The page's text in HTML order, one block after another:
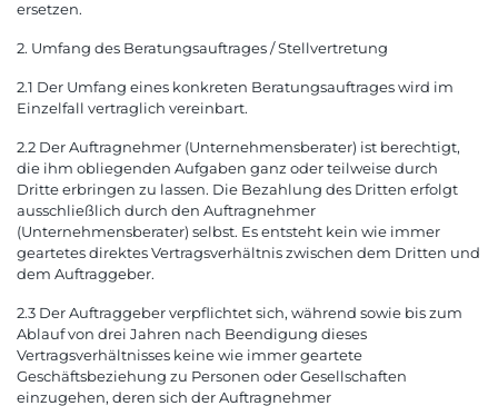
ersetzen.
2. Umfang des Beratungsauftrages / Stellvertretung
2.1 Der Umfang eines konkreten Beratungsauftrages wird im
Einzelfall vertraglich vereinbart.
2.2 Der Auftragnehmer (Unternehmensberater) ist berechtigt,
die ihm obliegenden Aufgaben ganz oder teilweise durch
Dritte erbringen zu lassen. Die Bezahlung des Dritten erfolgt
ausschließlich durch den Auftragnehmer
(Unternehmensberater) selbst. Es entsteht kein wie immer
geartetes direktes Vertragsverhältnis zwischen dem Dritten und
dem Auftraggeber.
2.3 Der Auftraggeber verpflichtet sich, während sowie bis zum
Ablauf von drei Jahren nach Beendigung dieses
Vertragsverhältnisses keine wie immer geartete
Geschäftsbeziehung zu Personen oder Gesellschaften
einzugehen, deren sich der Auftragnehmer